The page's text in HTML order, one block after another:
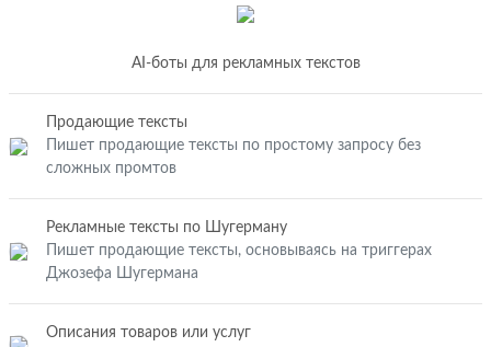
AI-боты для рекламных текстов
Продающие тексты
Пишет продающие тексты по простому запросу без
сложных промтов
Рекламные тексты по Шугерману
Пишет продающие тексты, основываясь на триггерах
Джозефа Шугермана
Описания товаров или услуг